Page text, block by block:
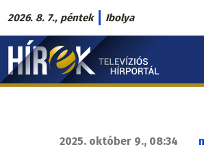
Ugrás
a
tartalomra
2026. 8. 7., péntek Ibolya
Hírek.sk
fő
2025. október 9., 08:34